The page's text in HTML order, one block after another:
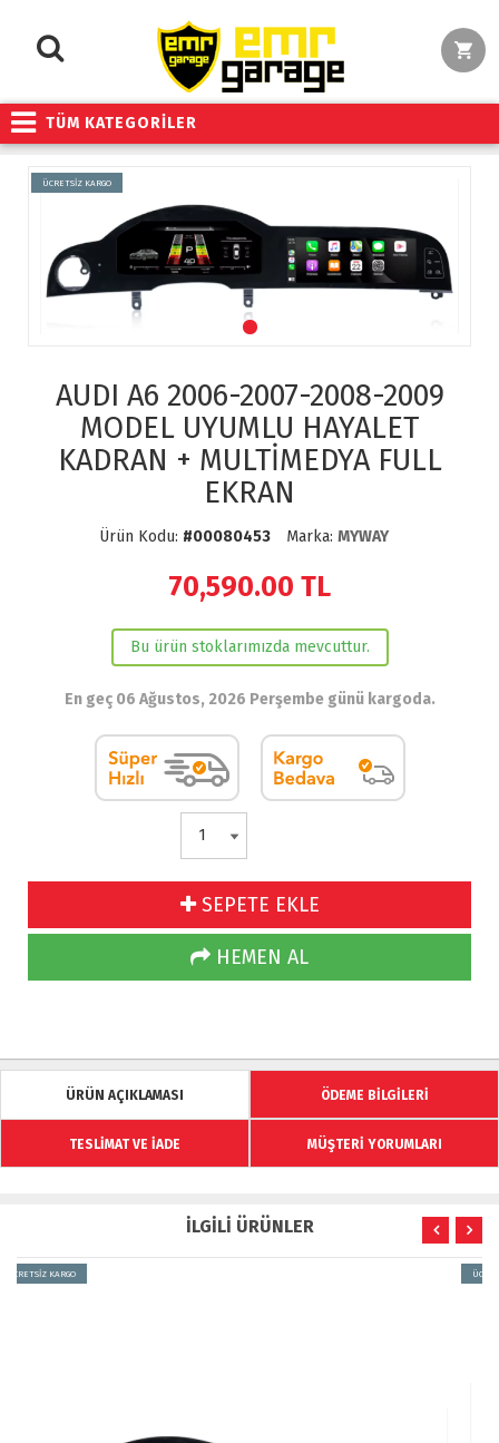
TÜM KATEGORİLER
ÜCRETSİZ KARGO
AUDI A6 2006-2007-2008-2009
MODEL UYUMLU HAYALET
KADRAN + MULTİMEDYA FULL
EKRAN
Ürün Kodu: #00080453 Marka: MYWAY
70,590.00 TL
Bu ürün stoklarımızda mevcuttur.
En geç 06 Ağustos, 2026 Perşembe günü kargoda.
SEPETE EKLE
HEMEN AL
ÜRÜN AÇIKLAMASI ÖDEME BİLGİLERİ
TESLİMAT VE İADE MÜŞTERİ YORUMLARI
İLGİLİ ÜRÜNLER
ÜCRETSİZ KARGO